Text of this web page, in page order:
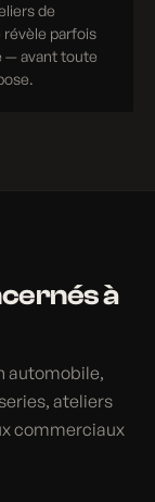
de
parfois
— avant toute
à
automobile,
ateliers
commerciaux